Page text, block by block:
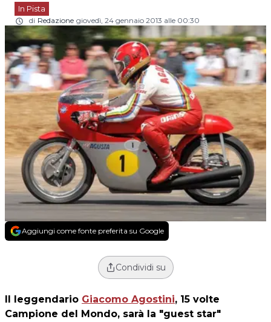
In Pista
di Redazione giovedì, 24 gennaio 2013 alle 00:30
Aggiungi come fonte preferita su Google
Condividi su
Il leggendario Giacomo Agostini, 15 volte
Campione del Mondo, sarà la "guest star"